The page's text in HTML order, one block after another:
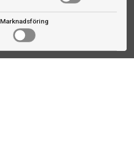
Marknadsföring